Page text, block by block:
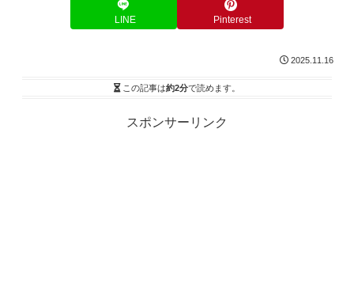
LINE Pinterest
2025.11.16
この記事は約2分で読めます。
スポンサーリンク